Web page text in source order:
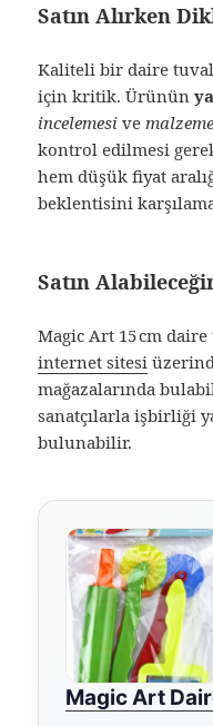
Satın Alırken
Kaliteli bir daire tuval
için kritik. Ürünün
incelemesi ve
kontrol edilmesi
hem düşük fiyat
beklentisini
Satın
Magic Art 15 cm
internet sitesi
mağazalarında
sanatçılarla işbirliği
bulunabilir.
Magic Art